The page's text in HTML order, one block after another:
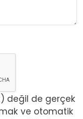
değil de gerçek
ve otomatik